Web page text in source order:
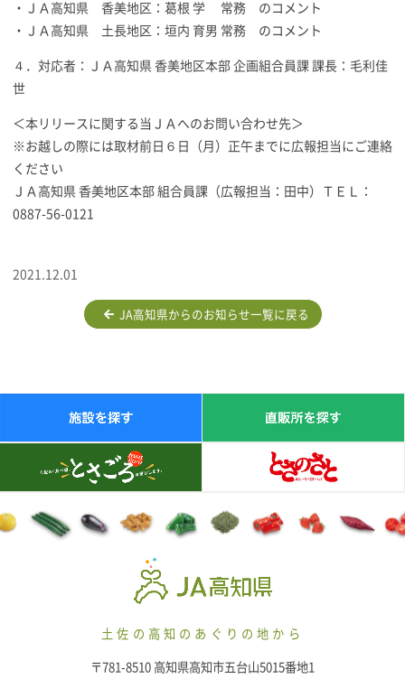
・ＪＡ高知県 香美地区：葛根 学 常務 のコメント
・ＪＡ高知県 土長地区：垣内 育男 常務 のコメント
４．対応者：ＪＡ高知県 香美地区本部 企画組合員課 課長：毛利佳
世
＜本リリースに関する当ＪＡへのお問い合わせ先＞
※お越しの際には取材前日６日（月）正午までに広報担当にご連絡
ください
ＪＡ高知県 香美地区本部 組合員課（広報担当：田中）ＴＥＬ：
0887-56-0121
2021.12.01
JA高知県からのお知らせ一覧に戻る
土佐の高知のあぐりの地から
〒781-8510 高知県高知市五台山5015番地1